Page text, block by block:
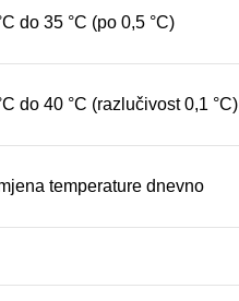
do 35 °C (po 0,5 °C)
do 40 °C (razlučivost 0,1 °C)
temperature dnevno